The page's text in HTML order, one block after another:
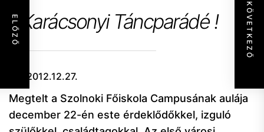
ELŐZŐ KÖVETKEZŐ
I. Karácsonyi Táncparádé !
2012.12.27.
Megtelt a Szolnoki Főiskola Campusának aulája
december 22-én este érdeklődőkkel, izguló